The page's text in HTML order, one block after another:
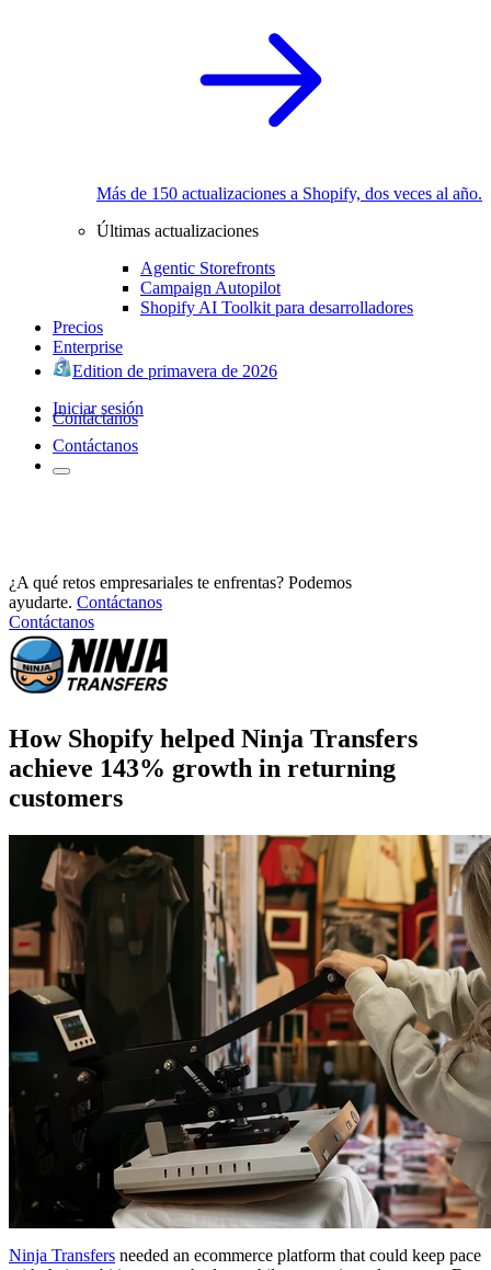
Más de 150 actualizaciones a Shopify, dos veces al año.
Últimas actualizaciones
Agentic Storefronts
Campaign Autopilot
Shopify AI Toolkit para desarrolladores
Precios
Enterprise
Edition de primavera de 2026
Iniciar sesión
Contáctanos
Contáctanos
¿A qué retos empresariales te enfrentas? Podemos
ayudarte. Contáctanos
Contáctanos
How Shopify helped Ninja Transfers
achieve 143% growth in returning
customers
Ninja Transfers needed an ecommerce platform that could keep pace